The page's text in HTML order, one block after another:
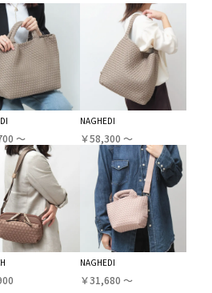
〜
NAGHEDI
￥58,300 〜
NAGHEDI
￥31,680 〜